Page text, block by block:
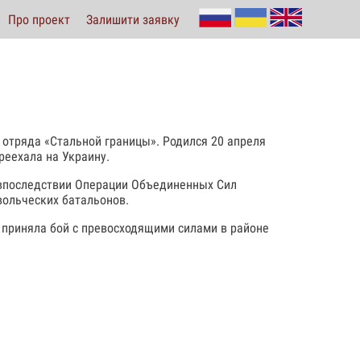
Про проект Залишити заявку
«Стальной границы». Родился 20 апреля
на Украину.
Операции Объединенных Сил
батальонов.
бой с превосходящими силами в районе